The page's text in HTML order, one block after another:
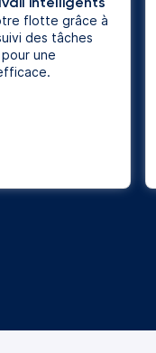
flotte grâce à
des tâches
une